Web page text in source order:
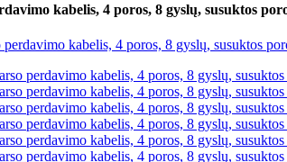
kabelis, 4 poros, 8 gyslų, susuktos